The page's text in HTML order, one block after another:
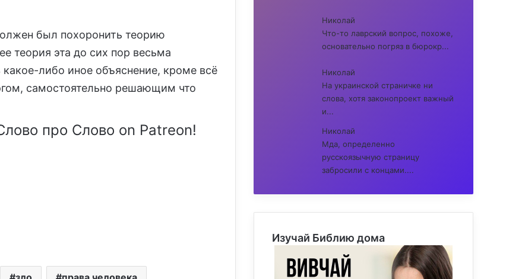
был похоронить теорию
теория эта до сих пор весьма
либо иное объяснение, кроме всё
самостоятельно решающим что
про Слово on Patreon!
Николай
Что-то лаврский вопрос, похоже,
основательно погряз в бюрокр...
Николай
На украинской страничке ни
слова, хотя законопроект важный
и...
Николай
Мда, определенно
русскоязычную страницу
забросили с концами....
Изучай Библию дома